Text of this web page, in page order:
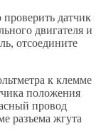
датчик
двигателя и
отсоедините
к клемме
положения
провод
разъема жгута